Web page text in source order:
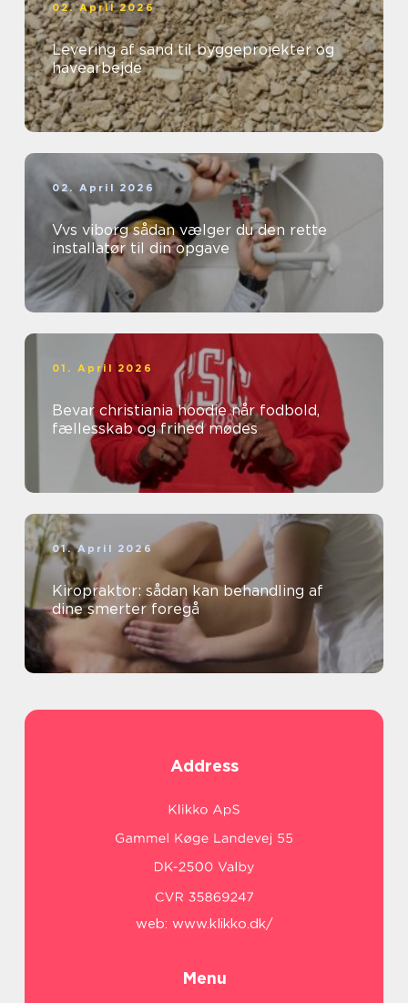
02. April 2026
Levering af sand til byggeprojekter og
havearbejde
02. April 2026
Vvs viborg sådan vælger du den rette
installatør til din opgave
01. April 2026
Bevar christiania hoodie når fodbold,
fællesskab og frihed mødes
01. April 2026
Kiropraktor: sådan kan behandling af
dine smerter foregå
Address
web: www.klikko.dk/
Menu